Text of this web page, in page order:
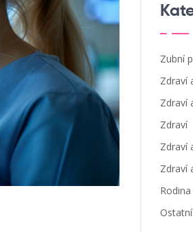
Zubní
Zdraví
Zdraví
Zdraví
Zdraví
Zdraví
Ostatní